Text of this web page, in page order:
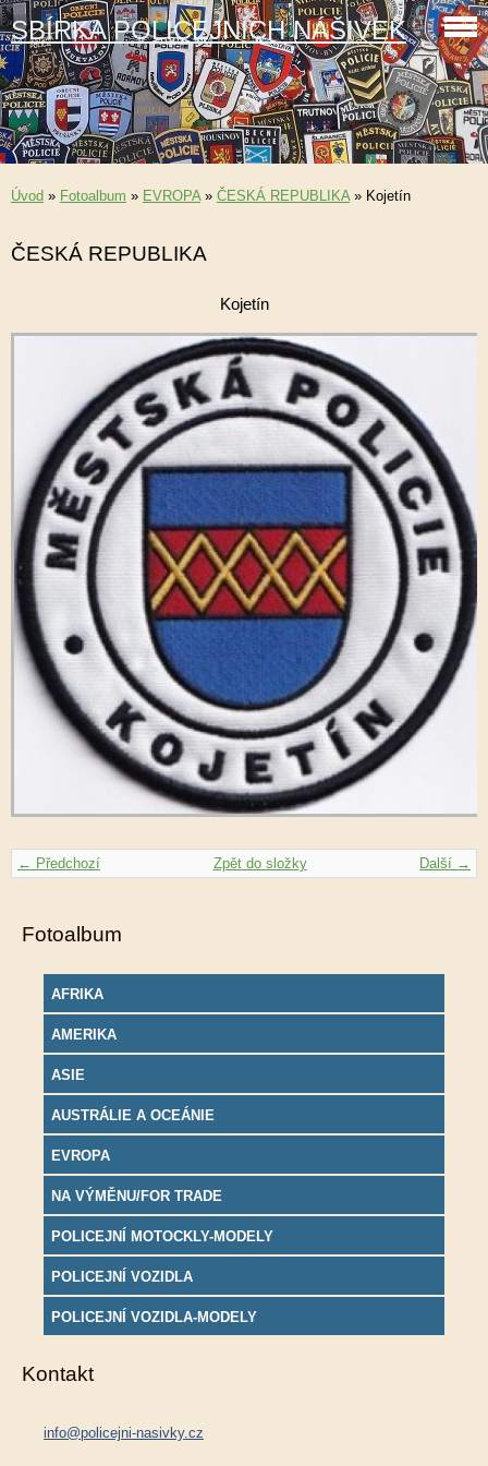
SBÍRKA POLICEJNÍCH NÁŠIVEK
Úvod » Fotoalbum » EVROPA» ČESKÁ REPUBLIKA» Kojetín
ČESKÁ REPUBLIKA
Kojetín
← Předchozí Další →
Zpět do složky
Fotoalbum
AFRIKA
AMERIKA
ASIE
AUSTRÁLIE A OCEÁNIE
EVROPA
NA VÝMĚNU/FOR TRADE
POLICEJNÍ MOTOCKLY-MODELY
POLICEJNÍ VOZIDLA
POLICEJNÍ VOZIDLA-MODELY
Kontakt
info@policejni-nasivky.cz